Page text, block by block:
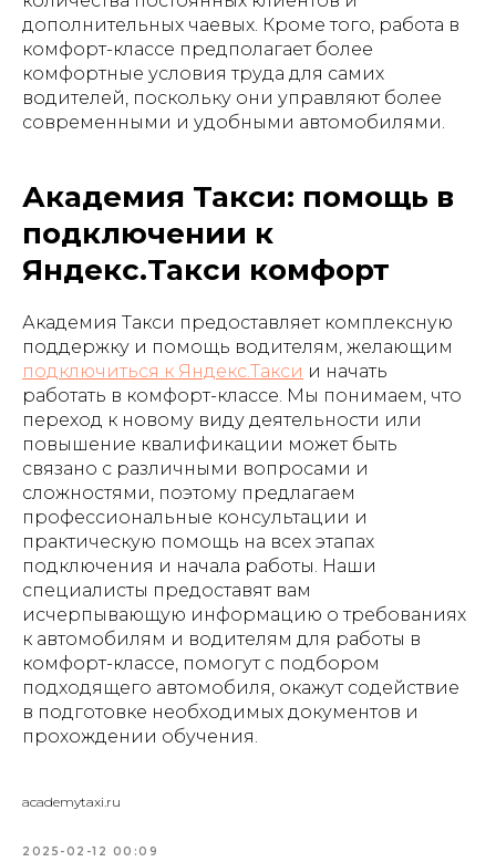
дополнительных чаевых. Кроме того, работа в
комфорт-классе предполагает более
комфортные условия труда для самих
водителей, поскольку они управляют более
современными и удобными автомобилями.
Академия Такси: помощь в
подключении к
Яндекс.Такси комфорт
Академия Такси предоставляет комплексную
поддержку и помощь водителям, желающим
подключиться к Яндекс.Такси и начать
работать в комфорт-классе. Мы понимаем, что
переход к новому виду деятельности или
повышение квалификации может быть
связано с различными вопросами и
сложностями, поэтому предлагаем
профессиональные консультации и
практическую помощь на всех этапах
подключения и начала работы. Наши
специалисты предоставят вам
исчерпывающую информацию о требованиях
к автомобилям и водителям для работы в
комфорт-классе, помогут с подбором
подходящего автомобиля, окажут содействие
в подготовке необходимых документов и
прохождении обучения.
academytaxi.ru
2025-02-12 00:09